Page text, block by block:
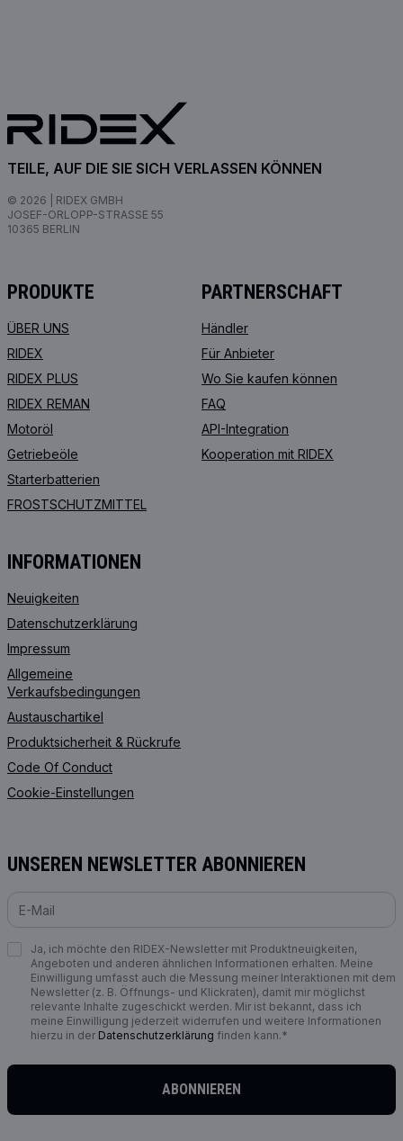
TEILE, AUF DIE SIE SICH VERLASSEN KÖNNEN
© 2026 | RIDEX GMBH
JOSEF-ORLOPP-STRASSE 55
10365 BERLIN
PRODUKTE
ÜBER UNS
RIDEX
RIDEX PLUS
RIDEX REMAN
Motoröl
Getriebeöle
Starterbatterien
FROSTSCHUTZMITTEL
PARTNERSCHAFT
Händler
Für Anbieter
Wo Sie kaufen können
FAQ
API-Integration
Kooperation mit RIDEX
INFORMATIONEN
Neuigkeiten
Datenschutzerklärung
Impressum
Allgemeine
Verkaufsbedingungen
Austauschartikel
Produktsicherheit & Rückrufe
Code Of Conduct
Cookie-Einstellungen
UNSEREN NEWSLETTER ABONNIEREN
Ja, ich möchte den RIDEX-Newsletter mit Produktneuigkeiten,
Angeboten und anderen ähnlichen Informationen erhalten. Meine
Einwilligung umfasst auch die Messung meiner Interaktionen mit dem
Newsletter (z. B. Öffnungs- und Klickraten), damit mir möglichst
relevante Inhalte zugeschickt werden. Mir ist bekannt, dass ich
meine Einwilligung jederzeit widerrufen und weitere Informationen
hierzu in der Datenschutzerklärung finden kann.*
ABONNIEREN